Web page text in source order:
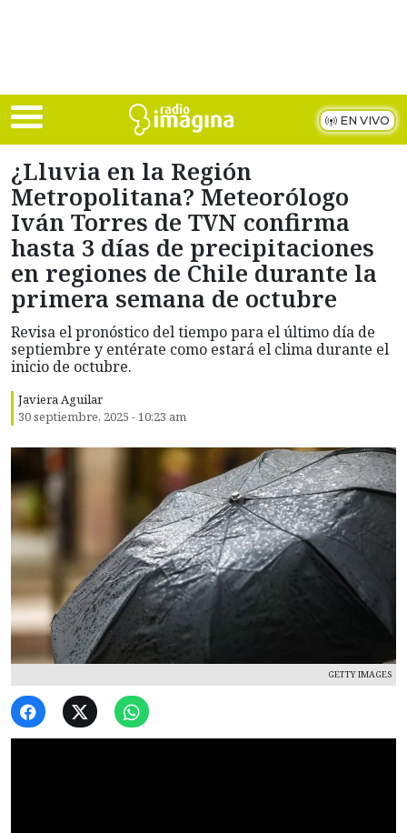
EN VIVO
¿Lluvia en la Región
Metropolitana? Meteorólogo
Iván Torres de TVN confirma
hasta 3 días de precipitaciones
en regiones de Chile durante la
primera semana de octubre
Revisa el pronóstico del tiempo para el último día de
septiembre y entérate como estará el clima durante el
inicio de octubre.
Javiera Aguilar
30 septiembre, 2025 - 10:23 am
GETTY IMAGES